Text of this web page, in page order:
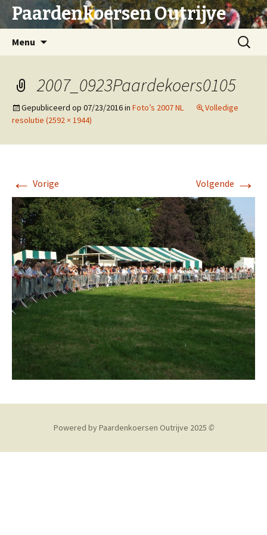
Paardenkoersen Outrijve
Menu
Zoeken
naar:
2007_0923Paardekoers0105
Gepubliceerd op 07/23/2016in Foto’s 2007 NL
Volledige
resolutie (2592 × 1944)
← Vorige Volgende →
Powered by Paardenkoersen Outrijve 2025 ©